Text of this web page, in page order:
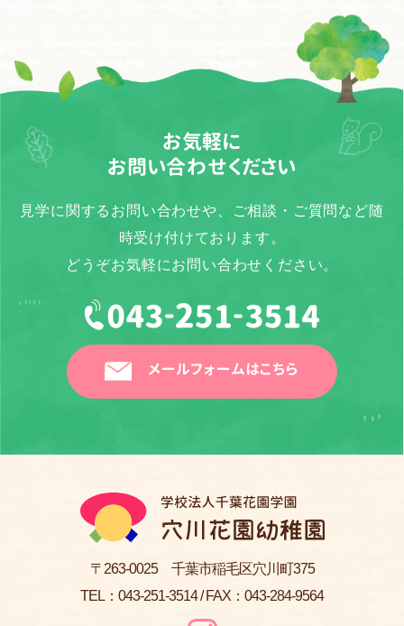
お気軽に
お問い合わせください
見学に関するお問い合わせや、ご相談・ご質問など随
時受け付けております。
どうぞお気軽にお問い合わせください。
メールフォームはこちら
〒263-0025 千葉市稲毛区穴川町375
TEL： 043-251-3514/ FAX：043-284-9564